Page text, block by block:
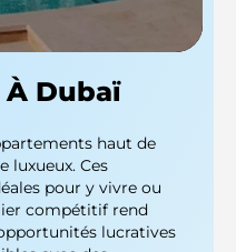
Dubaï
haut de
luxueux. Ces
pour y vivre ou
compétitif rend
lucratives